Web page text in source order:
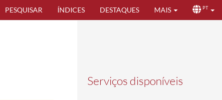
PESQUISAR ÍNDICES DESTAQUES MAIS PT
Serviços disponíveis